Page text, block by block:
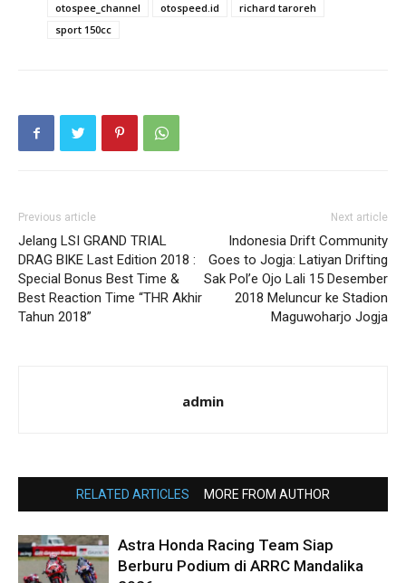
otospee_channel
otospeed.id
richard taroreh
sport 150cc
Previous article
Jelang LSI GRAND TRIAL
DRAG BIKE Last Edition 2018 :
Special Bonus Best Time &
Best Reaction Time “THR Akhir
Tahun 2018”
Next article
Indonesia Drift Community
Goes to Jogja: Latiyan Drifting
Sak Pol’e Ojo Lali 15 Desember
2018 Meluncur ke Stadion
Maguwoharjo Jogja
admin
RELATED ARTICLES MORE FROM AUTHOR
Astra Honda Racing Team Siap
Berburu Podium di ARRC Mandalika